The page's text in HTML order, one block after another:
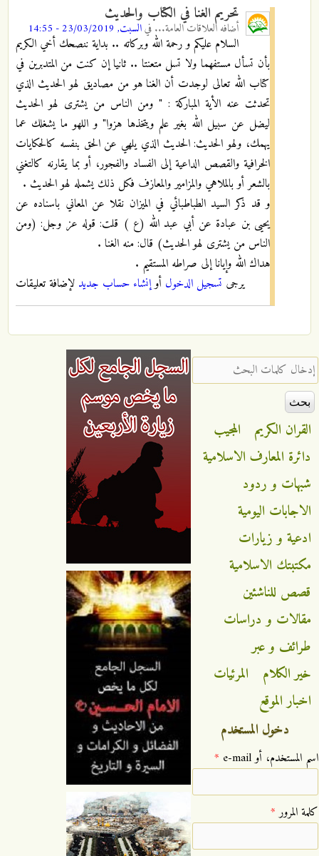
تحريم الغنا في الكتاب والحديث
أضافه العلاقات العامة... فيالسبت, 23/03/2019 - 14:55
السلام عليكم و رحمة الله وبركاته .. بداية ننصحك أخي الكريم
بأن تسأل مستفهما ولا تسل متعنتا .. ثانيا إن كنت من المتدبرين في
كتاب الله تعالى لوجدت أن الغنا هو من مصاديق لهو الحديث الذي
تحدثت عنه الأية المباركة : " ومن الناس من يشترى لهو الحديث
ليضل عن سبيل الله بغير علم ويتخذها هزوا" و اللهو ما يشغلك عما
يهمك، ولهو الحديث: الحديث الذي يلهي عن الحق بنفسه كالحكايات
الخرافية والقصص الداعية إلى الفساد والفجور، أو بما يقارنه كالتغني
بالشعر أو بالملاهي والمزامير والمعازف فكل ذلك يشمله لهو الحديث .
و قد ذكر السيد الطباطبائي في الميزان نقلا عن المعاني باسناده عن
يحيى بن عبادة عن أبي عبد الله (ع ) قلت: قوله عز وجل: (ومن
الناس من يشترى لهو الحديث) قال: منه الغنا .
هداك الله وإيانا إلى صراطه المستقيم .
يرجى تسجيل الدخول أوإنشاء حساب جديد لإضافة تعليقات
‏إدخال كلمات البحث ‏
القران الكريم
المجيب
دائرة المعارف الاسلامية
شبهات و ردود
الاجابات اليومية
ادعية و زيارات
مكتبتك الاسلامية
قصص للناشئين
مقالات و دراسات
طرائف و عبر
خير الكلام
المرئيات
اخبار الموقع
دخول المستخدم
‏اسم المستخدم، أو e-mail ‏ *
‏كلمة المرور ‏*